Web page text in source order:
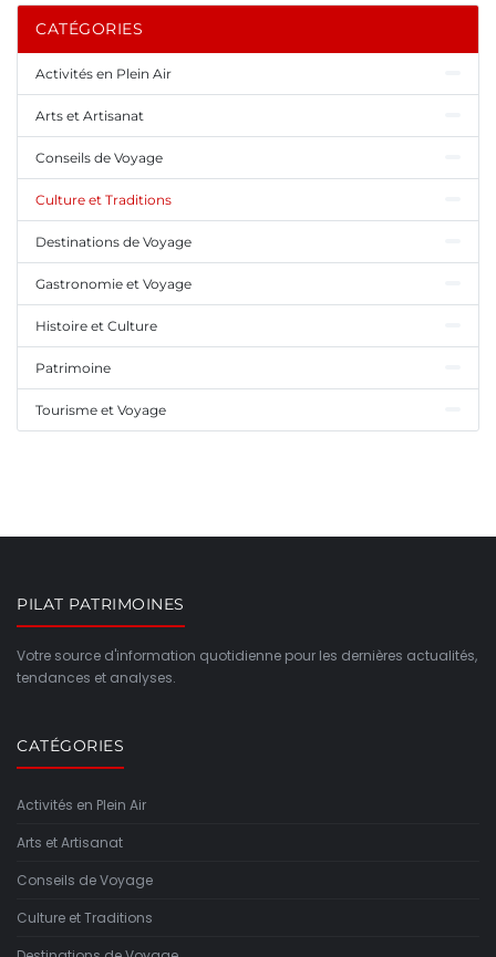
CATÉGORIES
Activités en Plein Air
Arts et Artisanat
Conseils de Voyage
Culture et Traditions
Destinations de Voyage
Gastronomie et Voyage
Histoire et Culture
Patrimoine
Tourisme et Voyage
PILAT PATRIMOINES
Votre source d'information quotidienne pour les dernières actualités,
tendances et analyses.
CATÉGORIES
Activités en Plein Air
Arts et Artisanat
Conseils de Voyage
Culture et Traditions